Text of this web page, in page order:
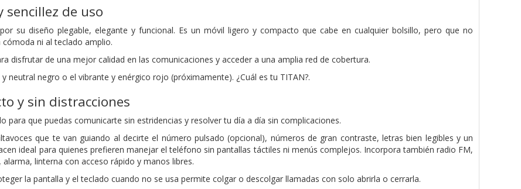
sencillez de uso
su diseño plegable, elegante y funcional. Es un móvil ligero y compacto que cabe en cualquier bolsillo, pero que no
ni al teclado amplio.
disfrutar de una mejor calidad en las comunicaciones y acceder a una amplia red de cobertura.
neutral negro o el vibrante y enérgico rojo (próximamente). ¿Cuál es tu TITAN?.
y sin distracciones
para que puedas comunicarte sin estridencias y resolver tu día a día sin complicaciones.
que te van guiando al decirte el número pulsado (opcional), números de gran contraste, letras bien legibles y un
ideal para quienes prefieren manejar el teléfono sin pantallas táctiles ni menús complejos. Incorpora también radio FM,
linterna con acceso rápido y manos libres.
la pantalla y el teclado cuando no se usa permite colgar o descolgar llamadas con solo abrirla o cerrarla.